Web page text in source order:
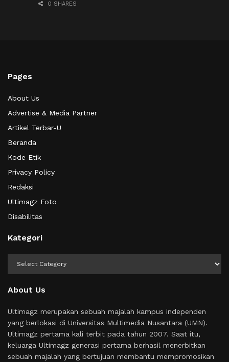
0 SHARES
Pages
About Us
Advertise & Media Partner
Artikel Terbar-U
Beranda
Kode Etik
Privacy Policy
Redaksi
Ultimagz Foto
Disabilitas
Kategori
About Us
Ultimagz merupakan sebuah majalah kampus independen
yang berlokasi di Universitas Multimedia Nusantara (UMN).
Ultimagz pertama kali terbit pada tahun 2007. Saat itu,
keluarga Ultimagz generasi pertama berhasil menerbitkan
sebuah majalah yang bertujuan membantu mempromosikan